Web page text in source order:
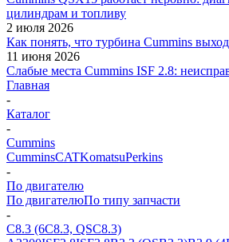
цилиндрам и топливу
2 июля 2026
Как понять, что турбина Cummins
11 июня 2026
Слабые места Cummins ISF 2.8:
Главная
-
Каталог
-
Cummins
CumminsCATKomatsuPerkins
-
По двигателю
По двигателюПо типу запчасти
-
C8.3 (6C8.3, QSC8.3)